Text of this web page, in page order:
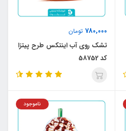
780,000 تومان
تشک روی آب اینتکس طرح پیتزا
کد 58752
ناموجود